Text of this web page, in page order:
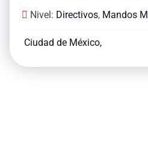
Nivel: Directivos, Mandos
Ciudad de México,